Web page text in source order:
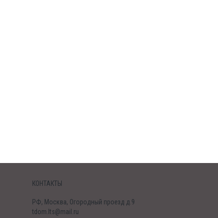
КОНТАКТЫ
РФ, Москва, Огородный проезд д.9
tdom.lts@mail.ru